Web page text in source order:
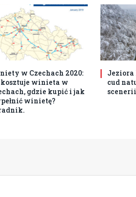
w Czechach 2020:
winieta w
gdzie kupić i jak
winietę?
cud
scenerii